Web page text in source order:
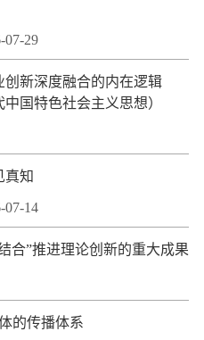
07-29
新深度融合的内在逻辑
国特色社会主义思想）
真知
07-14
合”推进理论创新的重大成果
的传播体系